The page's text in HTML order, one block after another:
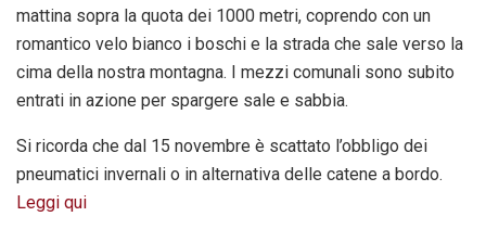
mattina sopra la quota dei 1000 metri, coprendo con un
romantico velo bianco i boschi e la strada che sale verso la
cima della nostra montagna. I mezzi comunali sono subito
entrati in azione per spargere sale e sabbia.
Si ricorda che dal 15 novembre è scattato l’obbligo dei
pneumatici invernali o in alternativa delle catene a bordo.
Leggi qui